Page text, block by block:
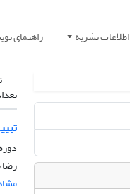
اطلاعات نشریه راهنمای
دوره 15، شماره 3، پاییز
رضا